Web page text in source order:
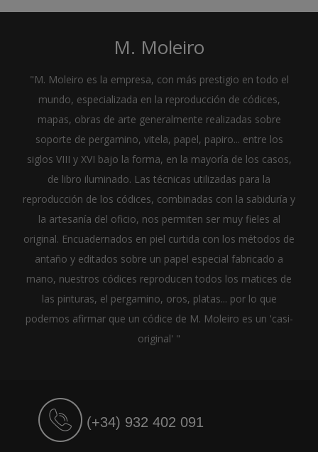
M. Moleiro
"M. Moleiro es la empresa, con más prestigio en todo el
mundo, especializada en la reproducción de códices,
mapas, obras de arte generalmente realizadas sobre
soporte de pergamino, vitela, papel, papiro... entre los
siglos VIII y XVI bajo la forma, en la mayoría de los casos,
de libro iluminado. Las técnicas utilizadas para la
reproducción de los códices, combinadas con la sabiduría y
la artesanía del oficio, nos permiten ser muy fieles al
original. Encuadernados en piel curtida con los métodos de
antaño y editados sobre un papel especial fabricado a
mano, nuestros códices reproducen todos los matices de
las pinturas, el pergamino, oros, platas... por lo que
podemos afirmar que un códice de M. Moleiro es un 'casi-
original' "
(+34) 932 402 091